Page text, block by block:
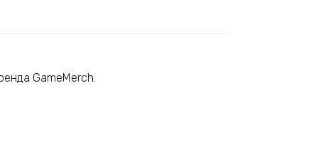
GameMerch.